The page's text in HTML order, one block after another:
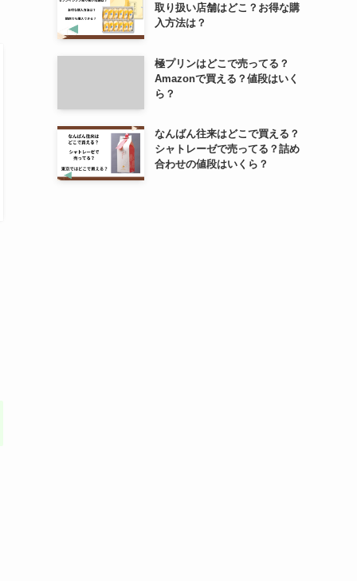
取り扱い店舗はどこ？お得な購
入方法は？
極プリンはどこで売ってる？
Amazonで買える？値段はいく
ら？
なんばん往来はどこで買える？
シャトレーゼで売ってる？詰め
合わせの値段はいくら？